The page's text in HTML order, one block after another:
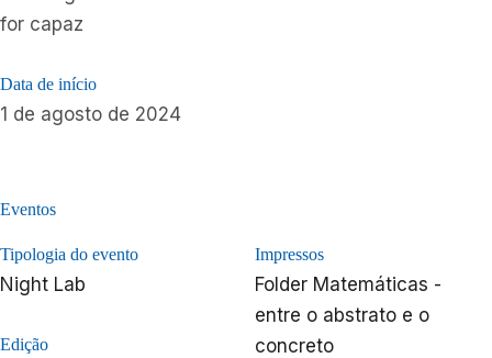
for capaz
Data de início
1 de agosto de 2024
Eventos
Tipologia do evento
Night Lab
Edição
Impressos
Folder Matemáticas -
entre o abstrato e o
concreto